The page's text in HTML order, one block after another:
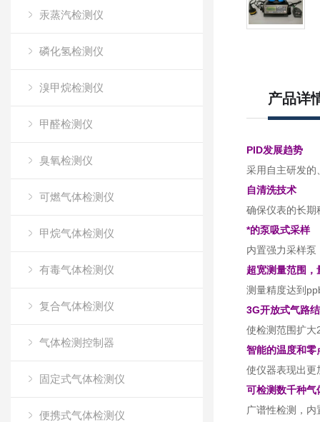
汞蒸汽检测仪
磷化氢检测仪
溴甲烷检测仪
甲醛检测仪
臭氧检测仪
可燃气体检测仪
甲烷气体检测仪
有毒气体检测仪
复合气体检测仪
气体检测控制器
固定式气体检测仪
便携式气体检测仪
产品详
PID发展趋势
采用自主研发的
自清洗技术
确保仪表的长期
*的泵吸式采样
内置强力采样
超宽测量范围，
测量精度达到
3G开放式气路
使检测范围扩大
智能的温度和零
使仪器表现出更
可检测数千种气
广谱性检测，